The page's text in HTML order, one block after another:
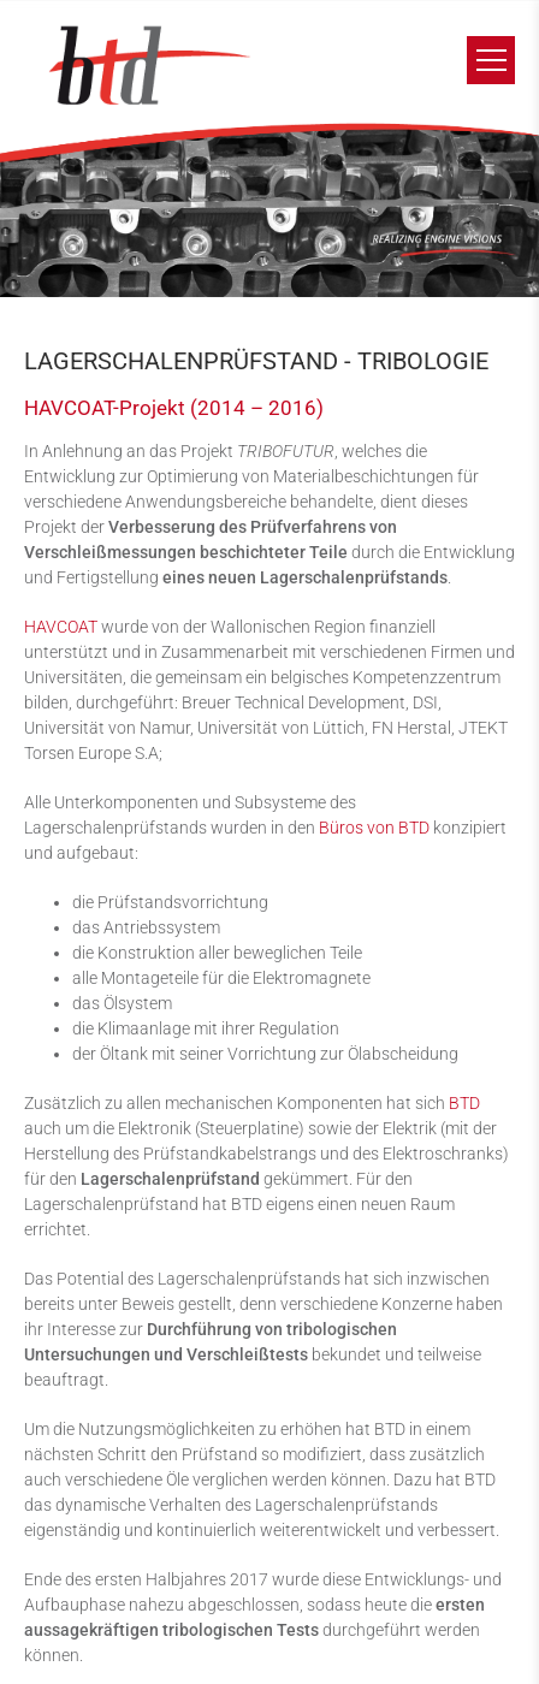
LAGERSCHALENPRÜFSTAND - TRIBOLOGIE
HAVCOAT-Projekt (2014 – 2016)
In Anlehnung an das Projekt TRIBOFUTUR , welches die
Entwicklung zur Optimierung von Materialbeschichtungen für
verschiedene Anwendungsbereiche behandelte, dient dieses
Projekt derVerbesserung des Prüfverfahrens von
Verschleißmessungen beschichteter Teile durch die Entwicklung
und Fertigstellung eines neuen Lagerschalenprüfstands
HAVCOATwurde von der Wallonischen Region finanziell
unterstützt und in Zusammenarbeit mit verschiedenen Firmen und
Universitäten, die gemeinsam ein belgisches Kompetenzzentrum
bilden, durchgeführt: Breuer Technical Development, DSI,
Universität von Namur, Universität von Lüttich, FN Herstal, JTEKT
Torsen Europe S.A;
Alle Unterkomponenten und Subsysteme des
Lagerschalenprüfstands wurden in den Büros von BTD konzipiert
und aufgebaut:
die Prüfstandsvorrichtung
das Antriebssystem
die Konstruktion aller beweglichen Teile
alle Montageteile für die Elektromagnete
das Ölsystem
die Klimaanlage mit ihrer Regulation
der Öltank mit seiner Vorrichtung zur Ölabscheidung
Zusätzlich zu allen mechanischen Komponenten hat sich BTD
auch um die Elektronik (Steuerplatine) sowie der Elektrik (mit der
Herstellung des Prüfstandkabelstrangs und des Elektroschranks)
für den Lagerschalenprüfstand gekümmert. Für den
Lagerschalenprüfstand hat BTD eigens einen neuen Raum
errichtet.
Das Potential des Lagerschalenprüfstands hat sich inzwischen
bereits unter Beweis gestellt, denn verschiedene Konzerne haben
ihr Interesse zur Durchführung von tribologischen
Untersuchungen und Verschleißtests bekundet und teilweise
beauftragt.
Um die Nutzungsmöglichkeiten zu erhöhen hat BTD in einem
nächsten Schritt den Prüfstand so modifiziert, dass zusätzlich
auch verschiedene Öle verglichen werden können. Dazu hat BTD
das dynamische Verhalten des Lagerschalenprüfstands
eigenständig und kontinuierlich weiterentwickelt und verbessert.
Ende des ersten Halbjahres 2017 wurde diese Entwicklungs- und
Aufbauphase nahezu abgeschlossen, sodass heute dieersten
aussagekräftigen tribologischen Testsdurchgeführt werden
können.